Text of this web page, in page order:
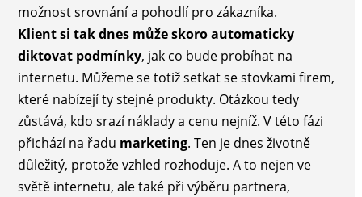
možnost srovnání a pohodlí pro zákazníka.
Klient si tak dnes může skoro automaticky
diktovat podmínky, jak co bude probíhat na
internetu. Můžeme se totiž setkat se stovkami firem,
které nabízejí ty stejné produkty. Otázkou tedy
zůstává, kdo srazí náklady a cenu nejníž. V této fázi
přichází na řadu marketing. Ten je dnes životně
důležitý, protože vzhled rozhoduje. A to nejen ve
světě internetu, ale také při výběru partnera,